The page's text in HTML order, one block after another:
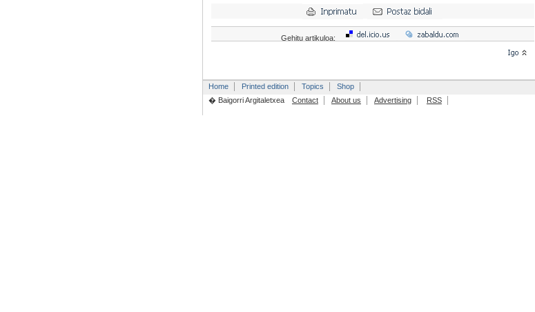
Gehitu artikuloa:
Home Printed edition Topics
Shop
� Baigorri Argitaletxea
Contact About us Advertising RSS